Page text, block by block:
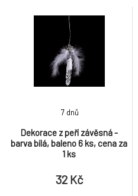
Dekorace z peří závěsná -
barva bílá, baleno 6 ks, cena za
1 ks
7 dnů
32 Kč